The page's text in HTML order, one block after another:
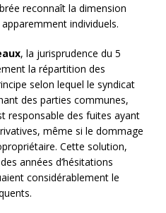
reconnaît la dimension
individuels.
, la jurisprudence du 5
la répartition des
selon lequel le syndicat
des parties communes,
responsable des fuites ayant
même si le dommage
Cette solution,
années d’hésitations
considérablement le